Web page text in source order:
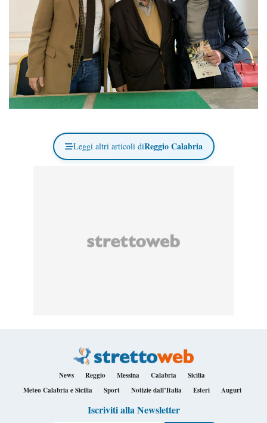
Leggi altri articoli diReggio Calabria
News Reggio Messina Calabria
Sicilia
Meteo Calabria e Sicilia
Sport Notizie dall’Italia Esteri Auguri
Iscriviti alla Newsletter